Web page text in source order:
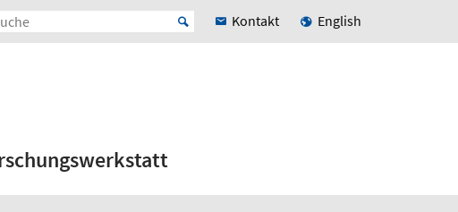
Kontakt English